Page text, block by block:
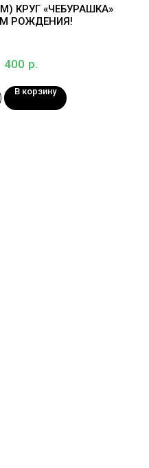
КРУГ «ЧЕБУРАШКА»
РОЖДЕНИЯ!
400 р.
В корзину